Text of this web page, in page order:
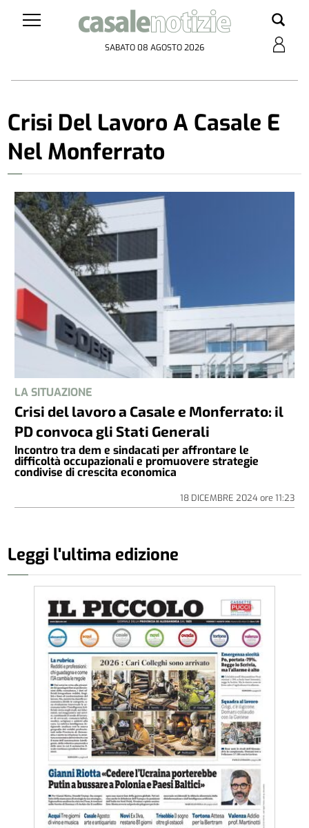
SABATO 08 AGOSTO 2026
Crisi Del Lavoro A Casale E
Nel Monferrato
LA SITUAZIONE
Crisi del lavoro a Casale e Monferrato: il
PD convoca gli Stati Generali
Incontro tra dem e sindacati per affrontare le
difficoltà occupazionali e promuovere strategie
condivise di crescita economica
18 DICEMBRE 2024ore 11:23
Leggi l'ultima edizione